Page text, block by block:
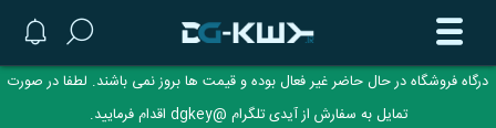
درگاه فروشگاه در حال حاضر غیر فعال بوده و قیمت ها بروز نمی باشند. لطفا در صورت
تمایل به سفارش از آیدی تلگرام @dgkey اقدام فرمایید.